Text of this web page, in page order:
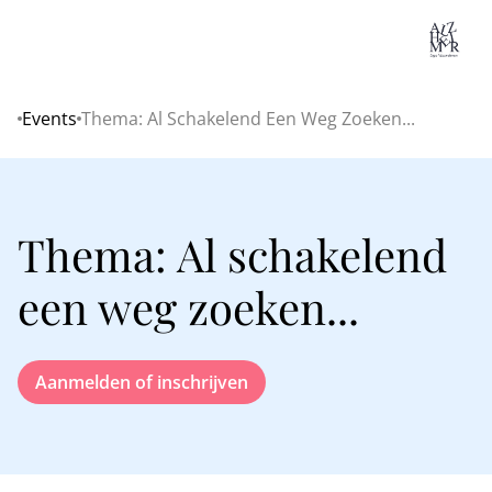
Home
Events Thema: Al Schakelend Een Weg Zoeken...
Thema: Al schakelend
een weg zoeken...
Aanmelden of inschrijven